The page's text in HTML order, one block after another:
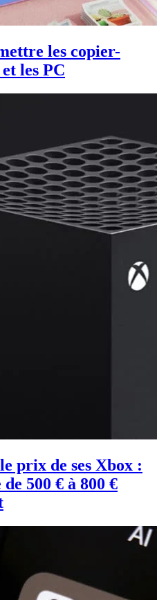
les copier-
les PC
prix de ses Xbox :
500 € à 800 €